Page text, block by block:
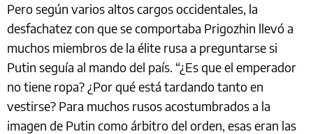
Pero según varios altos cargos occidentales, la
desfachatez con que se comportaba Prigozhin llevó a
muchos miembros de la élite rusa a preguntarse si
Putin seguía al mando del país. “¿Es que el emperador
no tiene ropa? ¿Por qué está tardando tanto en
vestirse? Para muchos rusos acostumbrados a la
imagen de Putin como árbitro del orden, esas eran las